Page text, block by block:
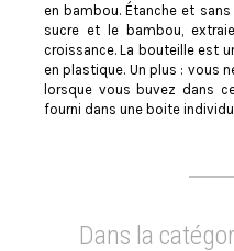
en bambou. Étanche et sans
sucre et le bambou,
croissance. La bouteille est
en plastique. Un plus : vous
lorsque vous buvez dans
fourni dans une boite
Dans la